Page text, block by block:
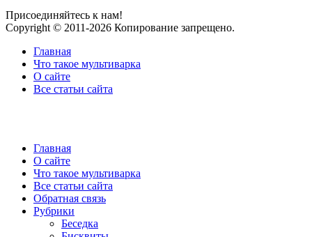
Присоединяйтесь к нам!
Copyright © 2011-2026 Копирование запрещено.
Главная
Что такое мультиварка
О сайте
Все статьи сайта
Главная
О сайте
Что такое мультиварка
Все статьи сайта
Обратная связь
Рубрики
Беседка